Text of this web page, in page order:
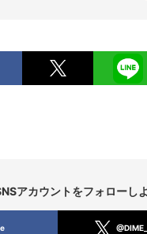
アカウントをフォローし